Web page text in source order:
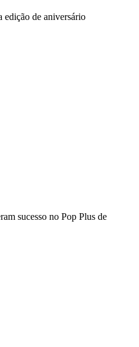
edição de aniversário
sucesso no Pop Plus de